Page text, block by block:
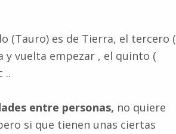
(Tauro) es de Tierra, el tercero (
y vuelta empezar , el quinto (
..
entre personas, no quiere
si que tienen unas ciertas